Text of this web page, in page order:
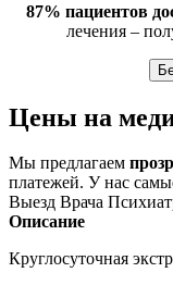
87% пациентов
лечения –
Цены на
Мы предлагаем
платежей. У нас
Выезд Врача
Описание
Круглосуточная